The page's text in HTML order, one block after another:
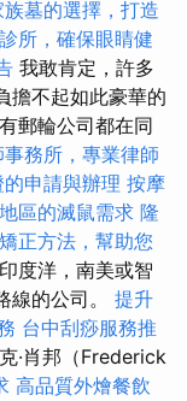
族墓的選擇，打造
所，確保眼睛健
我敢肯定，許多
擔不起如此豪華的
郵輪公司都在同
務所，專業律師
申請與辦理 按摩
區的滅鼠需求 隆
正方法，幫助您
度洋，南美或智
線的公司。 提升
台中刮痧服務推
·肖邦（Frederick
高品質外燴餐飲